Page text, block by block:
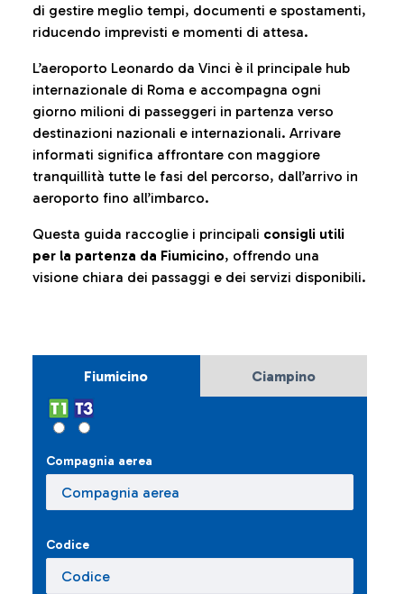
di gestire meglio tempi, documenti e spostamenti,
riducendo imprevisti e momenti di attesa.
L’aeroporto Leonardo da Vinci è il principale hub
internazionale di Roma e accompagna ogni
giorno milioni di passeggeri in partenza verso
destinazioni nazionali e internazionali. Arrivare
informati significa affrontare con maggiore
tranquillità tutte le fasi del percorso, dall’arrivo in
aeroporto fino all’imbarco.
Questa guida raccoglie i principali consigli utili
per la partenza da Fiumicino, offrendo una
visione chiara dei passaggi e dei servizi disponibili.
Fiumicino Ciampino
Compagnia aerea
Codice